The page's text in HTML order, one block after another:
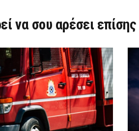
να σου αρέσει